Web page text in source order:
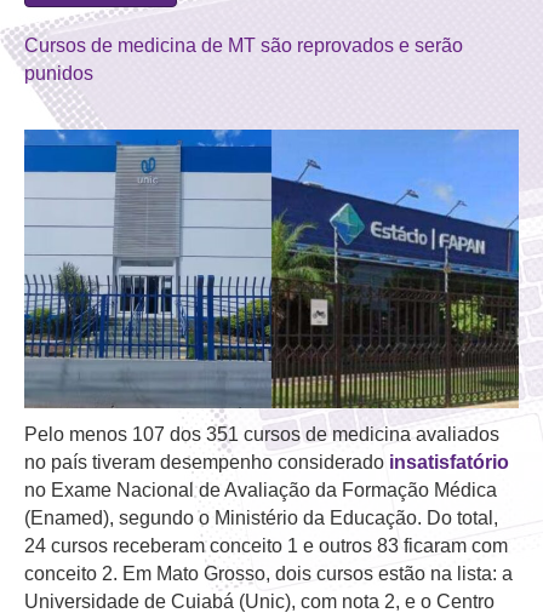
Cursos de medicina de MT são reprovados e serão
punidos
Pelo menos 107 dos 351 cursos de medicina avaliados
no país tiveram desempenho considerado insatisfatório
no Exame Nacional de Avaliação da Formação Médica
(Enamed), segundo o Ministério da Educação. Do total,
24 cursos receberam conceito 1 e outros 83 ficaram com
conceito 2. Em Mato Grosso, dois cursos estão na lista: a
Universidade de Cuiabá (Unic), com nota 2, e o Centro